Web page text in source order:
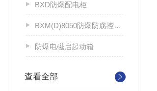
BXD防爆配电柜
BXM(D)8050防爆防腐控制配电箱
防爆电磁启起动箱
查看全部